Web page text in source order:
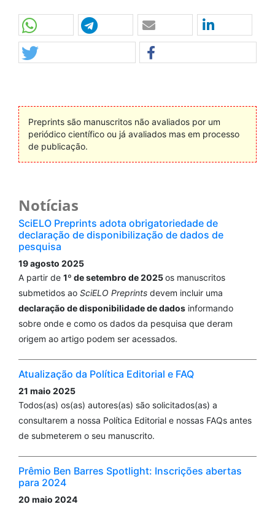
Preprints são manuscritos não avaliados por um
periódico científico ou já avaliados mas em processo
de publicação.
Notícias
SciELO Preprints adota obrigatoriedade de
declaração de disponibilização de dados de
pesquisa
19 agosto 2025
A partir de 1º de setembro de 2025os manuscritos
submetidos ao SciELO Preprints devem incluir uma
declaração de disponibilidade de dados informando
sobre onde e como os dados da pesquisa que deram
origem ao artigo podem ser acessados.
Atualização da Política Editorial e FAQ
21 maio 2025
Todos(as) os(as) autores(as) são solicitados(as) a
consultarem a nossa Política Editorial e nossas FAQs antes
de submeterem o seu manuscrito.
Prêmio Ben Barres Spotlight: Inscrições abertas
para 2024
20 maio 2024